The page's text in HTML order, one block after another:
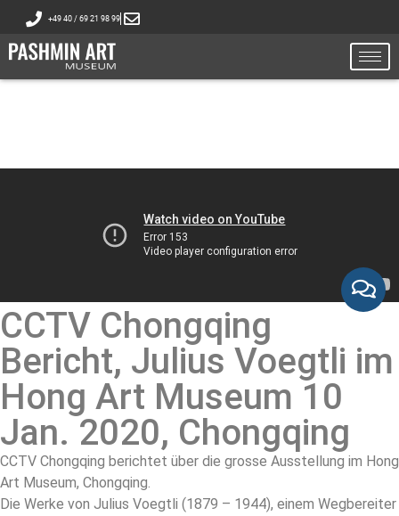
+49 40 / 69 21 98 99
CCTV Chongqing
Bericht, Julius Voegtli im
Hong Art Museum 10
Jan. 2020, Chongqing
CCTV Chongqing berichtet über die grosse Ausstellung im Hong
Art Museum, Chongqing.
Die Werke von Julius Voegtli (1879 – 1944), einem Wegbereiter